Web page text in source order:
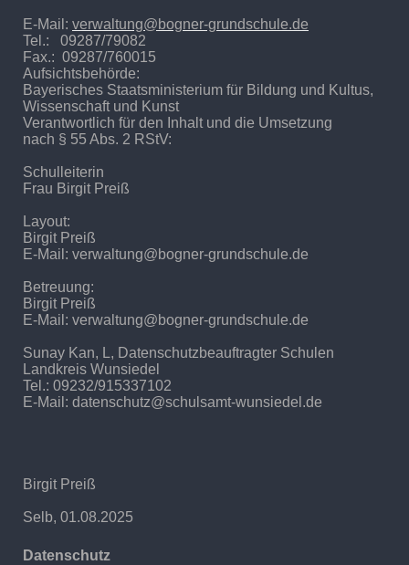
E-Mail: verwaltung@bogner-grundschule.de
Tel.: 09287/79082
Fax.: 09287/760015
Aufsichtsbehörde:
Bayerisches Staatsministerium für Bildung und Kultus,
Wissenschaft und Kunst
Verantwortlich für den Inhalt und die Umsetzung
nach § 55 Abs. 2 RStV:
Schulleiterin
Frau Birgit Preiß
Layout:
Birgit Preiß
E-Mail: verwaltung@bogner-grundschule.de
Betreuung:
Birgit Preiß
E-Mail: verwaltung@bogner-grundschule.de
Sunay Kan, L, Datenschutzbeauftragter Schulen
Landkreis Wunsiedel
Tel.: 09232/915337102
E-Mail: datenschutz@schulsamt-wunsiedel.de
Birgit Preiß
Selb, 01.08.2025
Datenschutz